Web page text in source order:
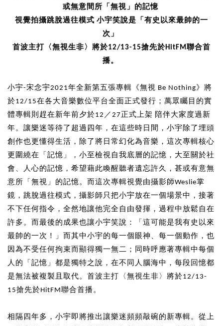
或無意間所「無視」的記憶
視覺拍攝跳脫過往模式 小宇笑說是「有史以來最帥的一
次」
首波主打〈無視生非〉將於12/13-15搶先於HitFM聯合首
播。
小宇-宋念宇2021年全新第五張專輯《無視 Be Nothing》將
於12/15在各大音樂數位平台全面正式發行；萬眾矚目的實
體專輯則趕在新年前夕於12／27正式上架 陪伴大家度過新
年。讓樂迷等待了超過四年，在這些時日間，小宇除了埋頭
創作也更懂得生活，除了將日常幻化為音樂，這次專輯核心
更圍繞在「記憶」，小至檢視自我底層的記憶，大至關於社
會、人心的記憶，希望藉此喚醒聽者遺忘許久，甚或有意無
意所「無視」的記憶。而這次專輯視覺由攝影師Weslie掌
鏡，跳脫過往模式，攝影師只把小宇放在一個場景中，接著
不下任何指令，全然地讓他完全自由發揮，過程中放鬆自在
許多。而最後的成果也讓小宇笑說：「這可能是我有史以來
最帥的一次！」而其中小宇的每一個眼神、每一個動作，也
因為不受任何拘束而顯得獨一無二；同時呼應著專輯中每個
人的「記憶」都是獨特之說，在不同人腦海中，每段回憶都
是無法被複製且取代。首波主打〈無視生非〉將於12/13-
15搶先於HitFM聯合首播。
相隔四年多，小宇即將推出讓樂迷頻頻敲碗的新專輯。從上